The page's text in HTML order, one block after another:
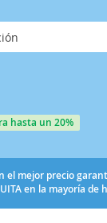
hasta un 20%
el mejor precio
en la mayoría de